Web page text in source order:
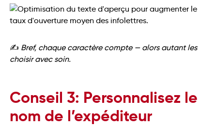
✍️ Bref, chaque caractère compte — alors autant les
choisir avec soin.
Conseil 3: Personnalisez le
nom de l’expéditeur